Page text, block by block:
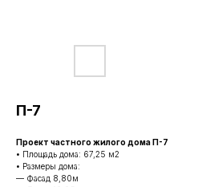
П-7
Проект частного жилого дома П-7
• Площадь дома: 67,25 м2
• Размеры дома:
— Фасад 8,80м